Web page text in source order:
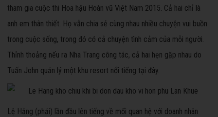
tham gia cuộc thi Hoa hậu Hoàn vũ Việt Nam 2015. Cả hai chỉ là
anh em thân thiết. Họ vẫn chia sẻ cùng nhau nhiều chuyện vui buồn
trong cuộc sống, trong đó có cả chuyện tình cảm của mỗi người.
Thỉnh thoảng nếu ra Nha Trang công tác, cả hai hẹn gặp nhau do
Tuấn John quản lý một khu resort nổi tiếng tại đây.
Lệ Hằng (phải) lần đầu lên tiếng về mối quan hệ với doanh nhân